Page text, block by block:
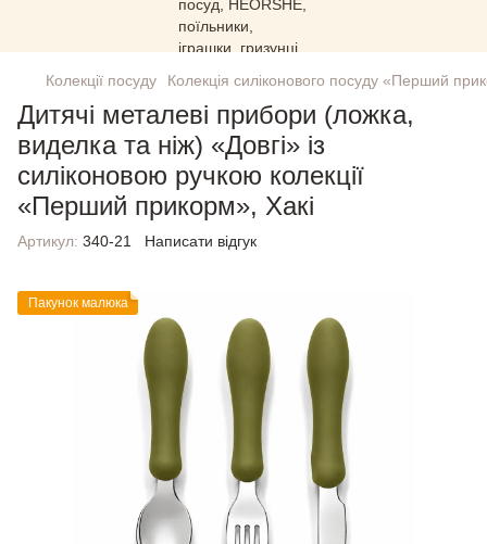
Колекції посуду Колекція силіконового посуду «Перший
Дитячі металеві прибори (ложка,
виделка та ніж) «Довгі» із
силіконовою ручкою колекції
«Перший прикорм», Хакі
Артикул: 340-21 Написати відгук
Пакунок малюка